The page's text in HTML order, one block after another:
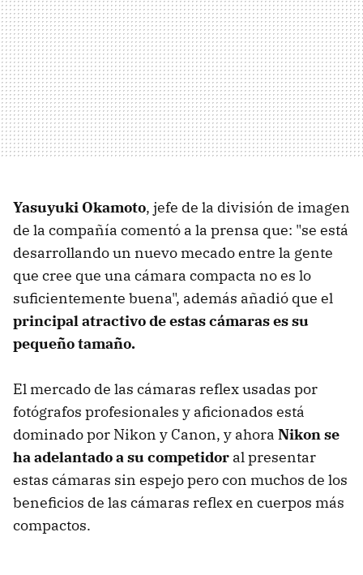
Yasuyuki Okamoto, jefe de la división de imagen
de la compañía comentó a la prensa que: "se está
desarrollando un nuevo mecado entre la gente
que cree que una cámara compacta no es lo
suficientemente buena", además añadió que el
principal atractivo de estas cámaras es su
pequeño tamaño.
El mercado de las cámaras reflex usadas por
fotógrafos profesionales y aficionados está
dominado por Nikon y Canon, y ahora Nikon se
ha adelantado a su competidor al presentar
estas cámaras sin espejo pero con muchos de los
beneficios de las cámaras reflex en cuerpos más
compactos.